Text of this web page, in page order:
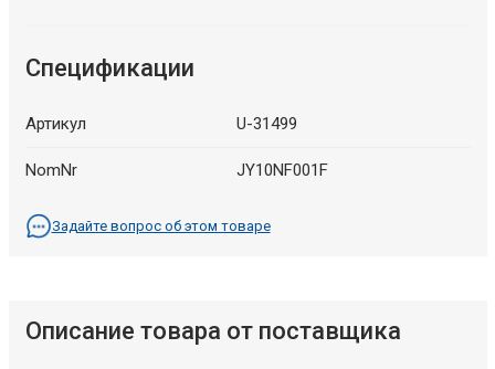
Спецификации
Артикул U-31499
NomNr JY10NF001F
Задайте вопрос об этом товаре
Описание товара от поставщика